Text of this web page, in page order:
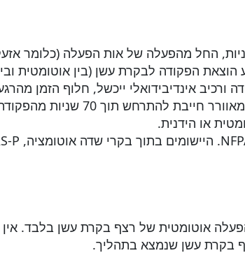
את מערכת בקרת העשן מיד לאחר קבלת פקודת הפעלה. זמן העברה מירבי של 10 שניות, החל מהפעלה של אות
הפקודה לבקרת עשן (בין אוטומטית
להפעלת מאוורר במצב הרצוי ו-75 שניות לסיום. במידה ורכיב אינדיבידואלי ייכשל, חלוף הזמן
שהרכיב יגיע למצב הסופי שלו לא יעלה על 10 שניות. משמעות הדבר הינה ששידור אות הבעיה למאוורר חייבת להתרחש תוך 70 שניות
אוטומטית של רצף בקרת עשן בלבד. אין
בקרת עשן שנמצא בתהליך.